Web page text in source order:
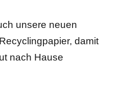
unsere neuen
damit
nach Hause